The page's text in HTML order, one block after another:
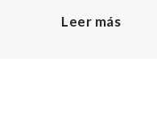
Leer más